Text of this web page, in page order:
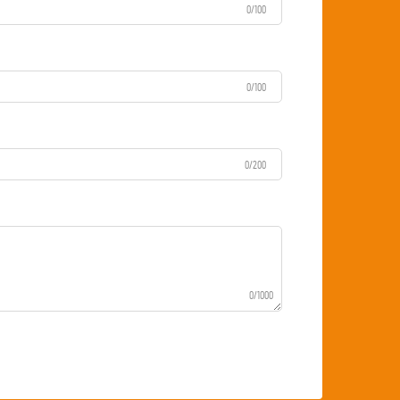
0/100
0/100
0/200
0/1000